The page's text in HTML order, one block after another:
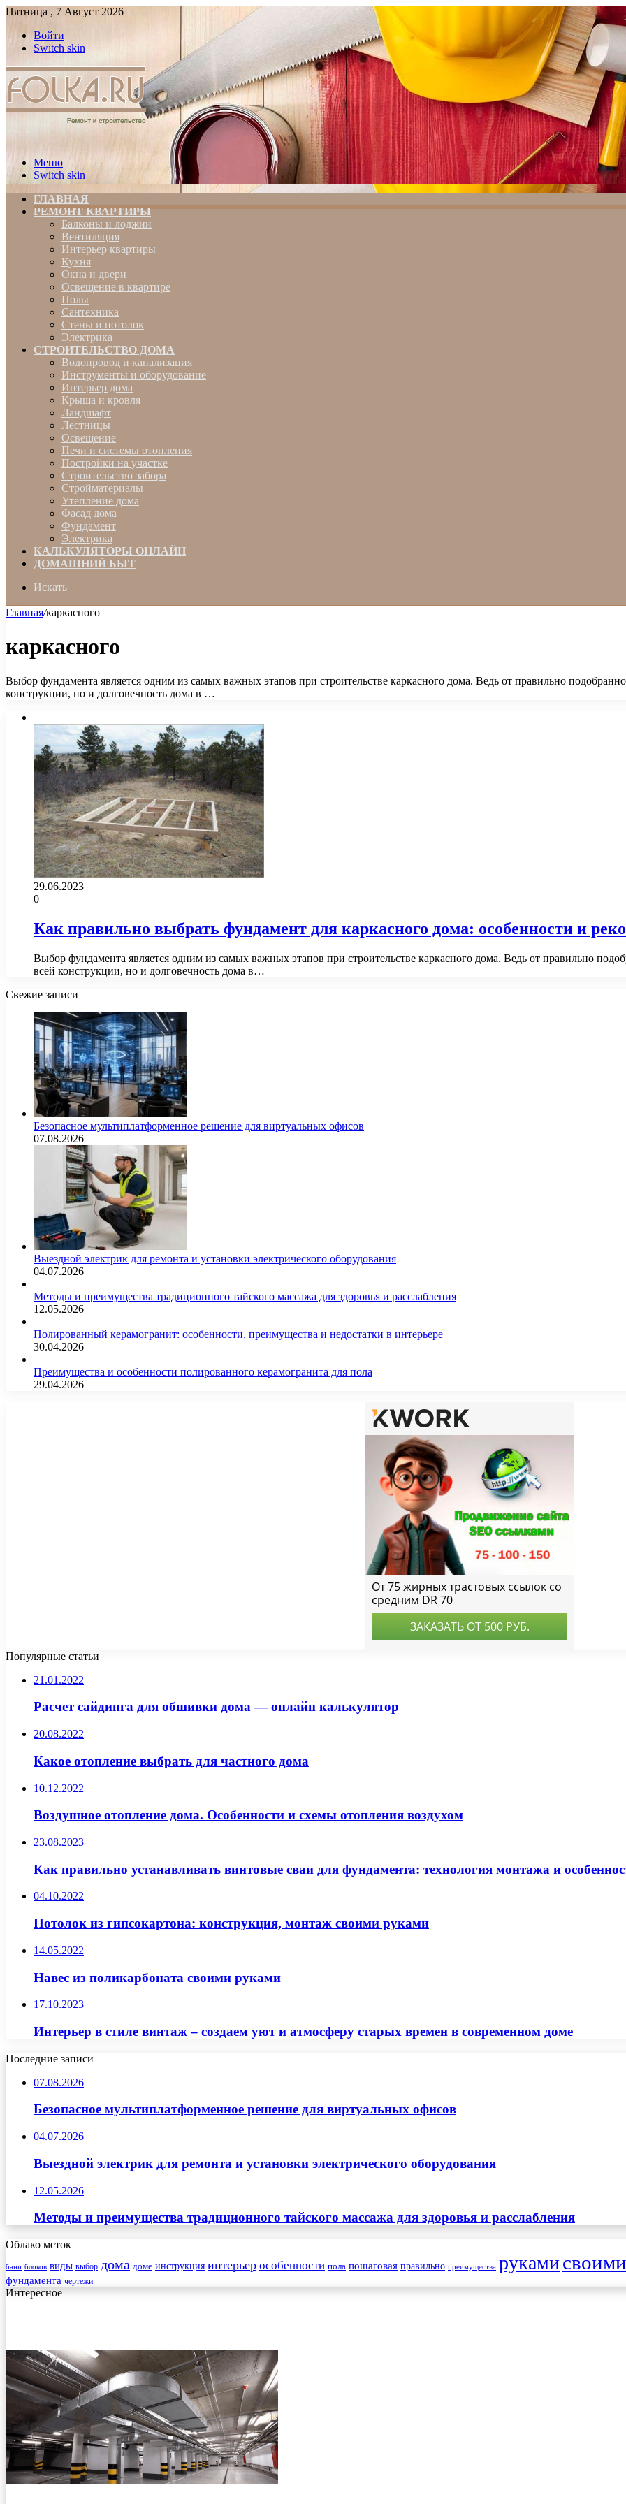
Пятница , 7 Август 2026
Войти
Switch skin
Меню
Switch skin
ГЛАВНАЯ
РЕМОНТ КВАРТИРЫ
Балконы и лоджии
Вентиляция
Интерьер квартиры
Кухня
Окна и двери
Освещение в квартире
Полы
Сантехника
Стены и потолок
Электрика
СТРОИТЕЛЬСТВО ДОМА
Водопровод и канализация
Инструменты и оборудование
Интерьер дома
Крыша и кровля
Ландшафт
Лестницы
Освещение
Печи и системы отопления
Постройки на участке
Строительство забора
Стройматериалы
Утепление дома
Фасад дома
Фундамент
Электрика
КАЛЬКУЛЯТОРЫ ОНЛАЙН
ДОМАШНИЙ БЫТ
Искать
Главная/каркасного
каркасного
Выбор фундамента является одним из самых важных этапов при строительстве каркасного дома. Ведь от правильно
конструкции, но и долговечность дома в …
29.06.2023
0
Как правильно выбрать фундамент для каркасного дома: особенности и
Выбор фундамента является одним из самых важных этапов при строительстве каркасного дома. Ведь от правильно
всей конструкции, но и долговечность дома в…
Свежие записи
Безопасное мультиплатформенное решение для виртуальных офисов
07.08.2026
Выездной электрик для ремонта и установки электрического оборудования
04.07.2026
Методы и преимущества традиционного тайского массажа для здоровья и расслабления
12.05.2026
Полированный керамогранит: особенности, преимущества и недостатки в интерьере
30.04.2026
Преимущества и особенности полированного керамогранита для пола
29.04.2026
Популярные статьи
21.01.2022
Расчет сайдинга для обшивки дома — онлайн калькулятор
20.08.2022
Какое отопление выбрать для частного дома
10.12.2022
Воздушное отопление дома. Особенности и схемы отопления воздухом
23.08.2023
Как правильно устанавливать винтовые сваи для фундамента: технология монтажа и
04.10.2022
Потолок из гипсокартона: конструкция, монтаж своими руками
14.05.2022
Навес из поликарбоната своими руками
17.10.2023
Интерьер в стиле винтаж – создаем уют и атмосферу старых времен в современном доме
Последние записи
07.08.2026
Безопасное мультиплатформенное решение для виртуальных офисов
04.07.2026
Выездной электрик для ремонта и установки электрического оборудования
12.05.2026
Методы и преимущества традиционного тайского массажа для здоровья и расслабления
Облако меток
бани блоков виды выбор дома доме инструкция интерьер особенности пола пошаговая правильно преимущества рукамисвоими
фундамента чертежи
Интересное